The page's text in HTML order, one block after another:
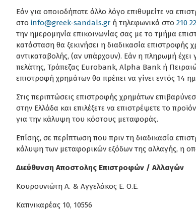
Εάν για οποιοδήποτε άλλο λόγο επιθυμείτε να
στο info@greek-sandals.gr ή τηλεφωνικά στο 210
την ημερομηνία επικοινωνίας σας με το τμήμα
κατάσταση θα ξεκινήσει η διαδικασία
αντικαταβολής, (αν υπάρχουν). Εάν η πληρωμή
πελάτης, Τράπεζας Eurobank, Alpha Bank ή
επιστροφή χρημάτων θα πρέπει να γίνει εντός 14
Στις περιπτώσεις επιστροφής χρημάτων
στην Ελλάδα και επιλέξετε να επιστρέψετε το
για την κάλυψη του κόστους μεταφοράς.
Επίσης, σε περίπτωση που πριν τη διαδικασία
κάλυψη των μεταφορικών εξόδων της αλλαγής, η
Διεύθυνση Αποστολης Επιστροφών / Αλλαγών
Κουρουνιώτη Α. & Αγγελάκος Ε. Ο.Ε.
Καπνικαρέας 10, 10556